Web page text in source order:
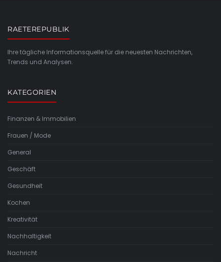
RAETEREPUBLIK
Ihre tägliche Informationsquelle für die neuesten Nachrichten,
Trends und Analysen.
KATEGORIEN
Finanzen & Immobilien
Frauen / Mode
General
Geschäft
Gesundheit
Kochen
Kreativität
Nachhaltigkeit
Nachricht